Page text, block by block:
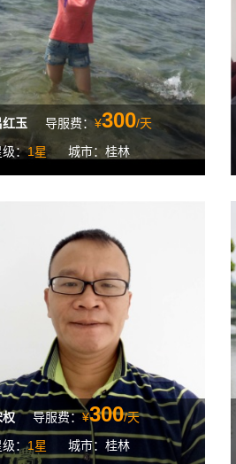
红玉 导服费：¥300/天
级：1星 城市：桂林
权 导服费：¥300/天
级：1星 城市：桂林